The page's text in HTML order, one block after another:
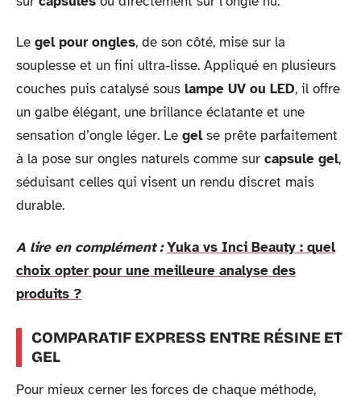
Le gel pour ongles, de son côté, mise sur la
souplesse et un fini ultra-lisse. Appliqué en plusieurs
couches puis catalysé sous lampe UV ou LED, il offre
un galbe élégant, une brillance éclatante et une
sensation d’ongle léger. Le gelse prête parfaitement
à la pose sur ongles naturels comme sur capsule gel,
séduisant celles qui visent un rendu discret mais
durable.
A lire en complément : Yuka vs Inci Beauty : quel
choix opter pour une meilleure analyse des
produits ?
COMPARATIF EXPRESS ENTRE RÉSINE ET
GEL
Pour mieux cerner les forces de chaque méthode,